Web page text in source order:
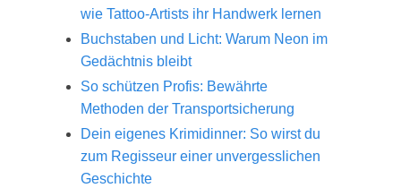
wie Tattoo-Artists ihr Handwerk lernen
Buchstaben und Licht: Warum Neon im
Gedächtnis bleibt
So schützen Profis: Bewährte
Methoden der Transportsicherung
Dein eigenes Krimidinner: So wirst du
zum Regisseur einer unvergesslichen
Geschichte